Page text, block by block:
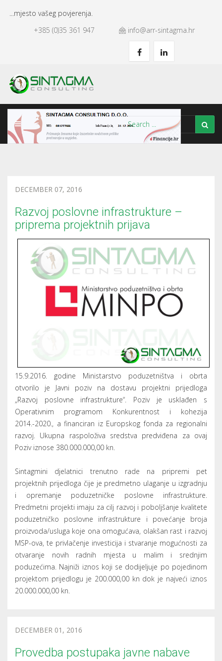
...mjesto vašeg povjerenja.
+385 (0)35 361 947
info@arr-sintagma.hr
DECEMBER 07, 2016
Razvoj poslovne infrastrukture –
priprema projektnih prijava
15.9.2016. godine Ministarstvo poduzetništva i obrta
otvorilo je Javni poziv na dostavu projektni prijedloga
„Razvoj poslovne infrastrukture“. Poziv je usklađen s
Operativnim programom Konkurentnost i kohezija
2014.-2020., a financiran iz Europskog fonda za regionalni
razvoj. Ukupna raspoloživa sredstva predviđena za ovaj
Poziv iznose 380.000.000,00 kn.
Sintagmini djelatnici trenutno rade na pripremi pet
projektnih prijedloga čije je predmetno ulaganje u izgradnju
i opremanje poduzetničke poslovne infrastrukture.
Predmetni projekti imaju za cilj razvoj i poboljšanje kvalitete
poduzetničko poslovne infrastrukture i povećanje broja
proizvoda/usluga koje ona omogućava, olakšan rast i razvoj
MSP-ova, te privlačenje investicija i stvaranje mogućnosti za
otvaranje novih radnih mjesta u malim i srednjim
poduzećima. Najniži iznos koji se dodijeljuje po pojedinom
projektom prijedlogu je 200.000,00 kn dok je najveći iznos
20.000.000,00 kn.
DECEMBER 01, 2016
Provedba postupaka javne nabave